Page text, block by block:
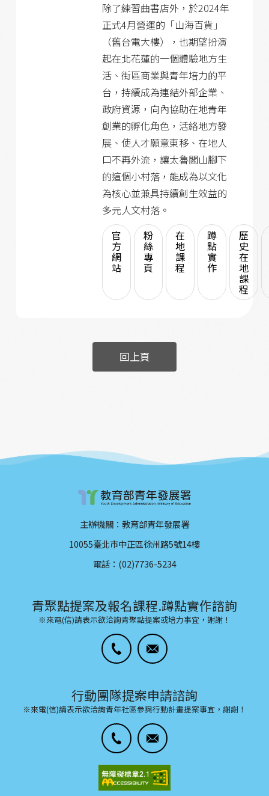
除了練習曲書店外，於2024年
正式4月營運的「山海百貨」
（舊台電大樓），也期望扮演
起在北花蓮的一個體驗地方生
活、街區商業與青年培力的平
台，持續成為連結外部企業、
政府資源，向內協助在地青年
創業的孵化角色，活絡地方發
展、使人才願意東移、在地人
口不再外流，讓太魯閣山腳下
的這個小村落，能成為以文化
為核心並兼具持續創生效益的
多元人文村落。
官
方
網
站
粉
絲
專
頁
在
地
課
程
蹲
點
實
作
歷
史
在
地
課
程
回上頁
主辦機關：教育部青年發展署
10055臺北市中正區徐州路5號14樓
電話：(02)7736-5234
青聚點提案及報名課程.蹲點實作諮詢
※來電(信)請表示欲洽詢青聚點提案或培力事宜，謝謝！
行動團隊提案申請諮詢
※來電(信)請表示欲洽詢青年社區參與行動計畫提案事宜，謝謝！